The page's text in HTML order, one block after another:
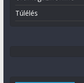
Túlélés